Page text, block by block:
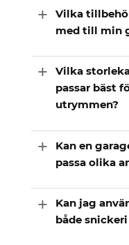
Vilka
med till min
Vilka
passar bäst
utrymmen?
Kan en
passa olika
Kan jag
både